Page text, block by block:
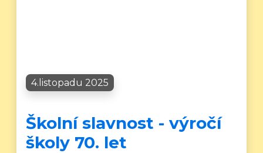
4.listopadu 2025
Školní slavnost - výročí
školy 70. let